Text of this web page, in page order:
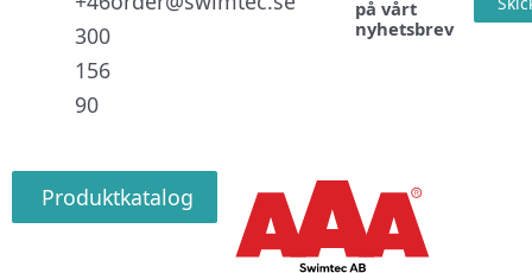
300
156
90
på vårt
nyhetsbrev
Produktkatalog